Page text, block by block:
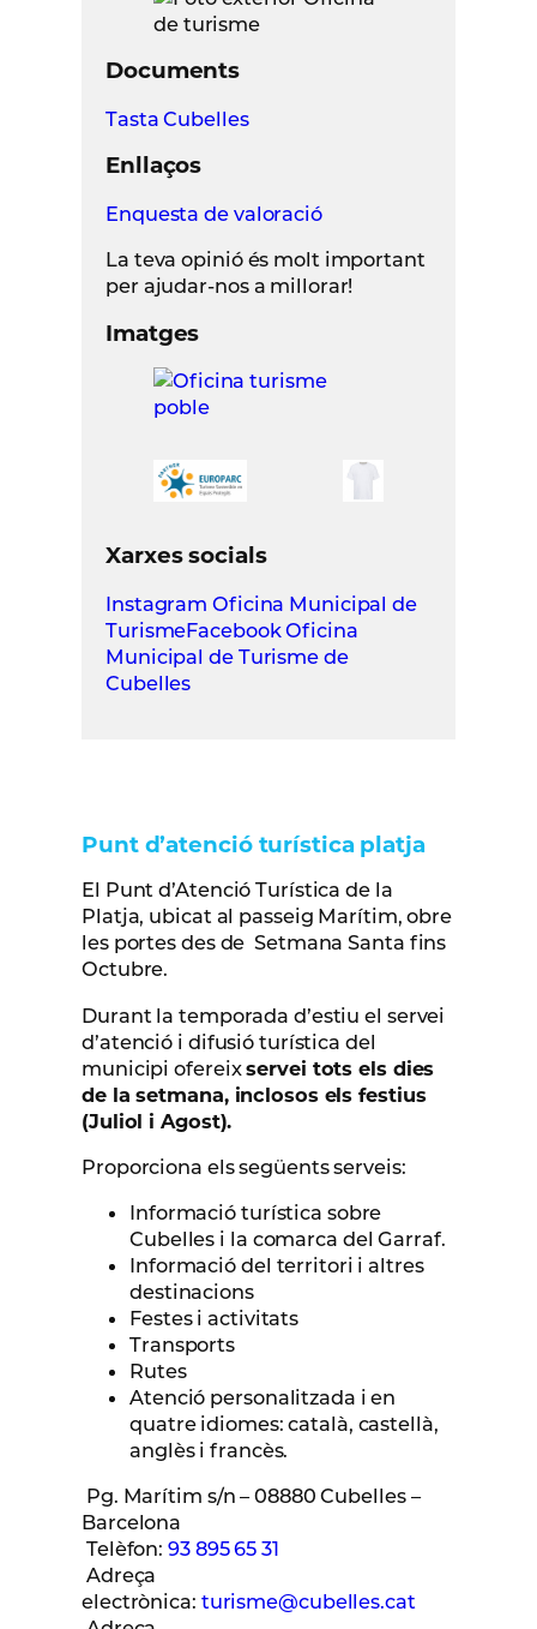
Documents
Tasta Cubelles
Enllaços
Enquesta de valoració
La teva opinió és molt important
per ajudar-nos a millorar!
Imatges
Xarxes socials
Instagram Oficina Municipal de
TurismeFacebook Oficina
Municipal de Turisme de
Cubelles
Punt d’atenció turística platja
El Punt d’Atenció Turística de la
Platja, ubicat al passeig Marítim, obre
les portes des de Setmana Santa fins
Octubre.
Durant la temporada d’estiu el servei
d’atenció i difusió turística del
municipi ofereixservei tots els dies
de la setmana, inclosos els festius
(Juliol i Agost).
Proporciona els següents serveis:
Informació turística sobre
Cubelles i la comarca del Garraf.
Informació del territori i altres
destinacions
Festes i activitats
Transports
Rutes
Atenció personalitzada i en
quatre idiomes: català, castellà,
anglès i francès.
Pg. Marítim s/n – 08880 Cubelles –
Barcelona
Telèfon:93 895 65 31
Adreça
electrònica: turisme@cubelles.cat